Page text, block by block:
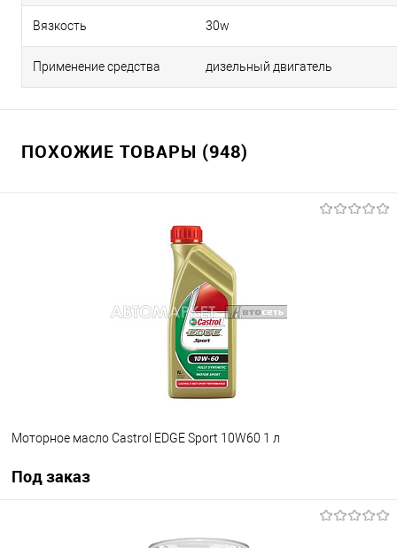
Вязкость 30w
Применение средства дизельный двигатель
ПОХОЖИЕ ТОВАРЫ (948)
Моторное масло Castrol EDGE Sport 10W60 1 л
Под заказ